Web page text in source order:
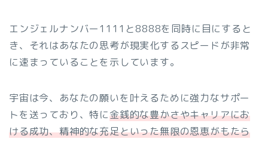
エンジェルナンバー1111と8888を同時に目にすると
き、それはあなたの思考が現実化するスピードが非常
に速まっていることを示しています。
宇宙は今、あなたの願いを叶えるために強力なサポー
トを送っており、特に金銭的な豊かさやキャリアにお
ける成功、精神的な充足といった無限の恩恵がもたら